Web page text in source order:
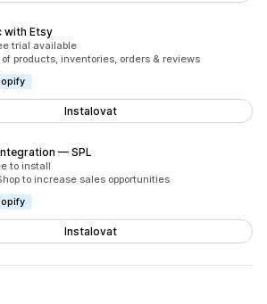
with Etsy
204
trial available
products, inventories, orders & reviews
Instalovat
— SPL
736
to install
to increase sales opportunities
Instalovat